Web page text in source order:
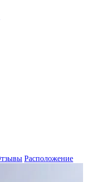
Расположение